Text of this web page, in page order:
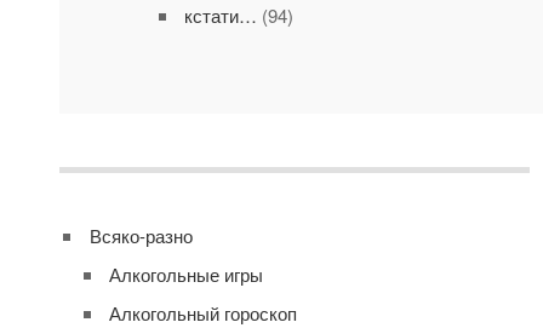
кстати… (94)
Всяко-разно
Алкогольные игры
Алкогольный гороскоп